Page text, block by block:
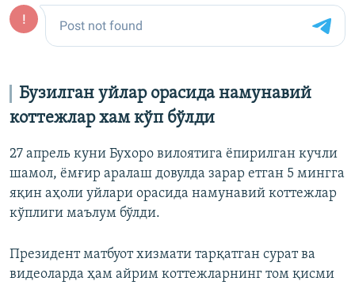
Бузилган уйлар орасида намунавий
коттежлар хам кўп бўлди
27 апрель куни Бухоро вилоятига ёпирилган кучли
шамол, ёмғир аралаш довулда зарар етган 5 мингга
яқин аҳоли уйлари орасида намунавий коттежлар
кўплиги маълум бўлди.
Президент матбуот хизмати тарқатган сурат ва
видеоларда ҳам айрим коттежларнинг том қисми